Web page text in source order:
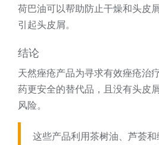
荷巴油可以帮助防止干燥和头皮
引起头皮屑。
结论
天然痤疮产品为寻求有效痤疮治
药更安全的替代品，且没有头皮
风险。
这些产品利用茶树油、芦荟